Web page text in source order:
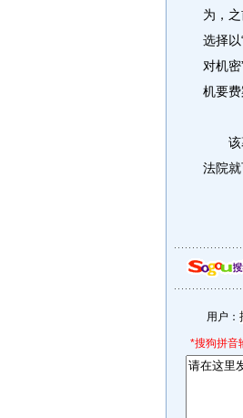
为，
选择
对机
机要费
该幕
法院就
用户：
*搜狗拼音